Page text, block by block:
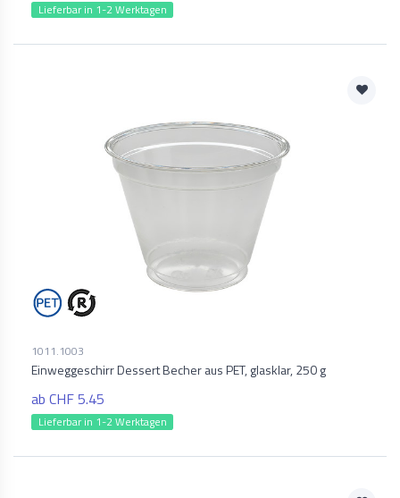
Lieferbar in 1-2 Werktagen
1011.1003
Einweggeschirr Dessert Becher aus PET, glasklar, 250 g
ab CHF 5.45
Lieferbar in 1-2 Werktagen